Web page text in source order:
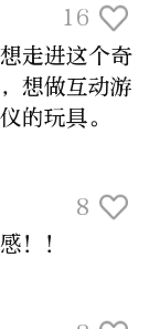
16
走进这个奇
想做互动游
的玩具。
8
！！